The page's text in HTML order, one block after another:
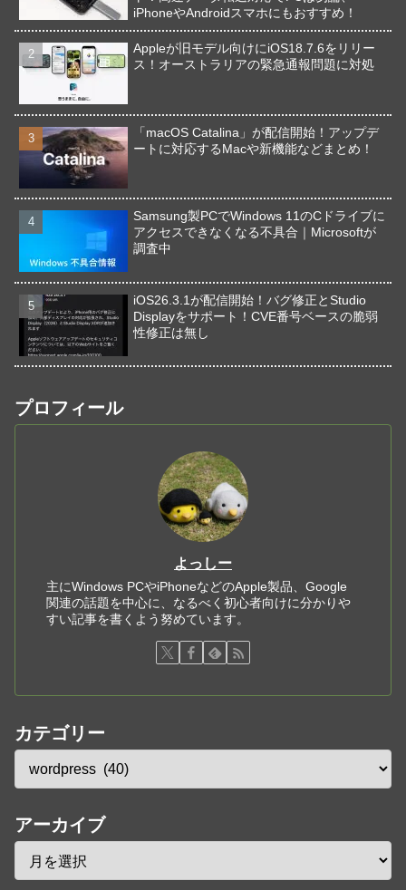
iPhoneやAndroidスマホにもおすすめ！
Appleが旧モデル向けにiOS18.7.6をリリー
ス！オーストラリアの緊急通報問題に対処
「macOS Catalina」が配信開始！アップデ
ートに対応するMacや新機能などまとめ！
Samsung製PCでWindows 11のCドライブに
アクセスできなくなる不具合｜Microsoftが
調査中
iOS26.3.1が配信開始！バグ修正とStudio
Displayをサポート！CVE番号ベースの脆弱
性修正は無し
プロフィール
よっしー
主にWindows PCやiPhoneなどのApple製品、Google
関連の話題を中心に、なるべく初心者向けに分かりや
すい記事を書くよう努めています。
カテゴリー
アーカイブ